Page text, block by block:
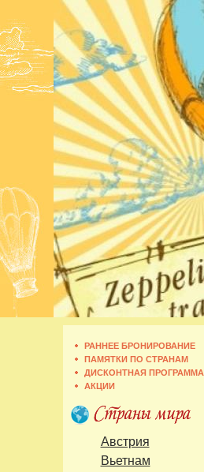
РАННЕЕ БРОНИРОВАНИЕ
ПАМЯТКИ ПО СТРАНАМ
ДИСКОНТНАЯ ПРОГРАММА
АКЦИИ
Австрия
Вьетнам